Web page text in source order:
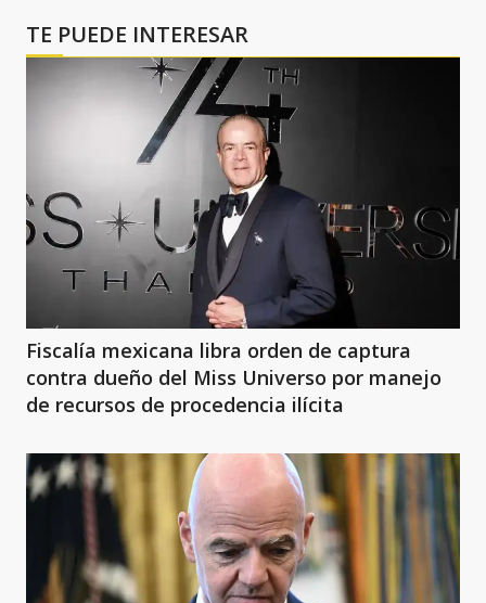
TE PUEDE INTERESAR
Fiscalía mexicana libra orden de captura
contra dueño del Miss Universo por manejo
de recursos de procedencia ilícita